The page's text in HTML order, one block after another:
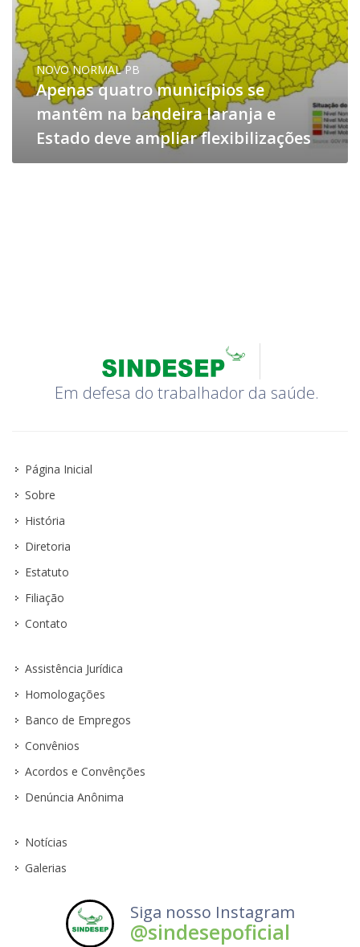
NOVO NORMAL PB
Apenas quatro municípios se
mantêm na bandeira laranja e
Estado deve ampliar flexibilizações
Em defesa do trabalhador da saúde.
Página Inicial
Sobre
História
Diretoria
Estatuto
Filiação
Contato
Assistência Jurídica
Homologações
Banco de Empregos
Convênios
Acordos e Convênções
Denúncia Anônima
Notícias
Galerias
Siga nosso Instagram
@sindesepoficial